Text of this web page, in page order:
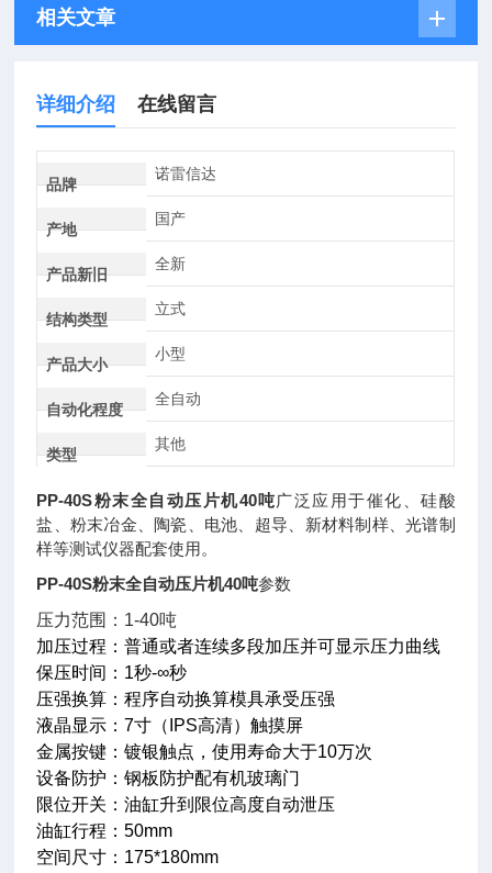
相关文章
详细介绍 在线留言
品牌
诺雷信达
产地
国产
产品新旧
全新
结构类型
立式
产品大小
小型
自动化程度
全自动
类型
其他
PP-40S粉末全自动压片机40吨广泛应用于催化、硅酸
盐、粉末冶金、陶瓷、电池、超导、新材料制样、光谱制
样等测试仪器配套使用。
PP-40S粉末全自动压片机40吨参数
压力范围：1-40吨
加压过程：普通或者连续多段加压并可显示压力曲线
保压时间：1秒-∞秒
压强换算：程序自动换算模具承受压强
液晶显示：7寸（IPS高清）触摸屏
金属按键：镀银触点，使用寿命大于10万次
设备防护：钢板防护配有机玻璃门
限位开关：油缸升到限位高度自动泄压
油缸行程：50mm
空间尺寸：175*180mm